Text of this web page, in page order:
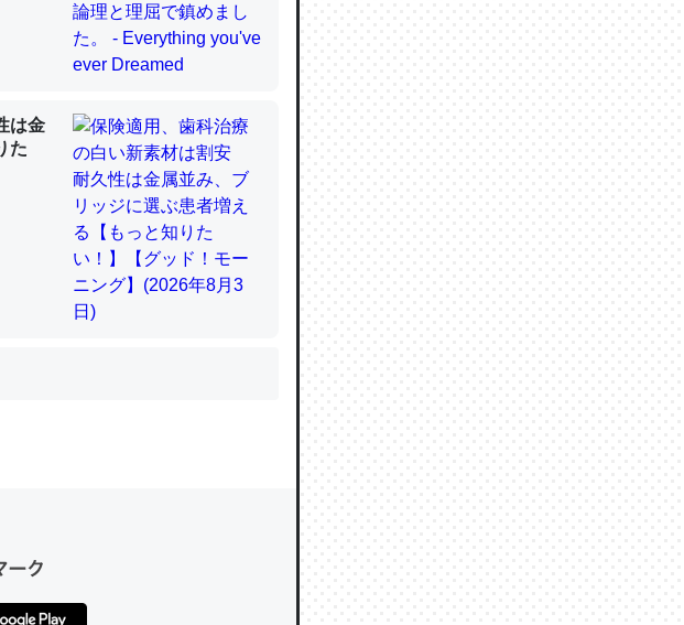
ないのか」に関する新仮説
ぼちぼちRingも置こうかと画策
池残量や充電中かが分かるのでこ
でコミュニケーションが劇的に変化し
は金
た